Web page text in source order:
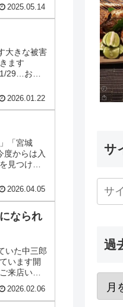
2025.05.14
大きな被害
ます
29…お休
2026.01.22
「宮城
度からは入
見つけて
2026.04.05
なられ
いた中三郎
います開
来店いた
2026.02.06
サ
過